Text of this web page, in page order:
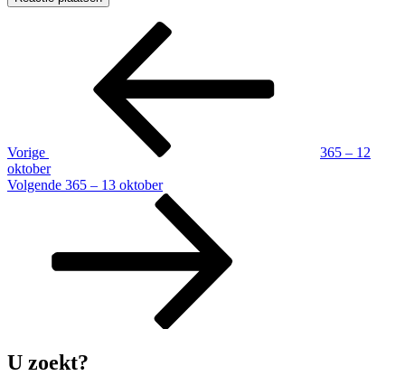
Berichtnavigatie
Vorige
365 – 12
oktober
Volgend
Volgende 365 – 13 oktober
U zoekt?